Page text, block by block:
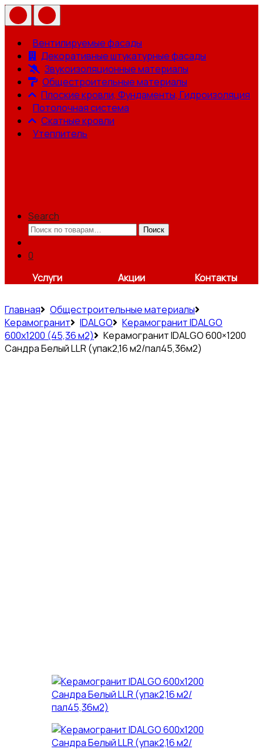
Вентилируемые фасады
Декоративные штукатурные фасады
Звукоизоляционные материалы
Общестроительные материалы
Плоские кровли, Фундаменты, Гидроизоляция
Потолочная система
Скатные кровли
Утеплитель
Search
Искать:
Поиск
0
Услуги
Акции Контакты
Главная
Общестроительные материалы
Керамогранит
IDALGO
Керамогранит IDALGO
600x1200 (45,36 м2)
Керамогранит IDALGO 600×1200
Сандра Белый LLR (упак2,16 м2/пал45,36м2)